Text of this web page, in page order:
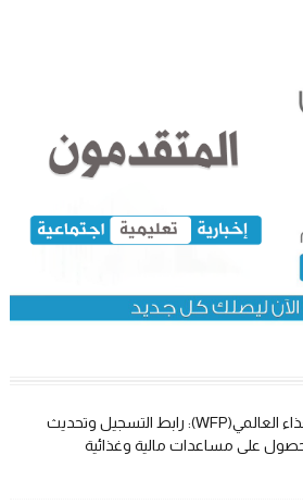
برنامج الغذاء العالمي(WFP): رابط التسجيل وتحديث
على مساعدات مالية وغذائية